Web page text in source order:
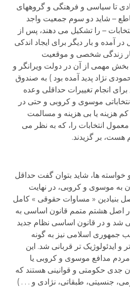
تا سیاسی و فرهنگی و گروههای
– شاید دو سوم جمعیت واجد
– را تشکیل می دهند، پس از
آمده و بار دیگر برای ایجاد اندکی
زندگی شخصی و موقعیت
مهمی از آن در دولت ویرانگر و
نژاد پدید آمده بود ) به صندوق
انجام تغییرات حداقلی وعده
موسوی و کروبی و حتی در
هزینه یا بی هزینه و مسالمت
انتخابات را، که به نظر می
هست، بر گزیدند.
و خواسته ها، شاید بتوان گفت حداقل
به موسوی و کروبی، در نهایت
بنیادین « مساوات حقوقی » کامل
اصل هشتم متمم قانون اساسی به
شد و در قانون اساسی نظام جدید
جمهوری اسلامی نیز به گونه
و ایدئولوژیک تر قربانی شد. این
مدافع موسوی و کروبی یا
جدی حکومتی و قوانینی هستند که
جنسیتی، طبقاتی، نژادی و . . . )